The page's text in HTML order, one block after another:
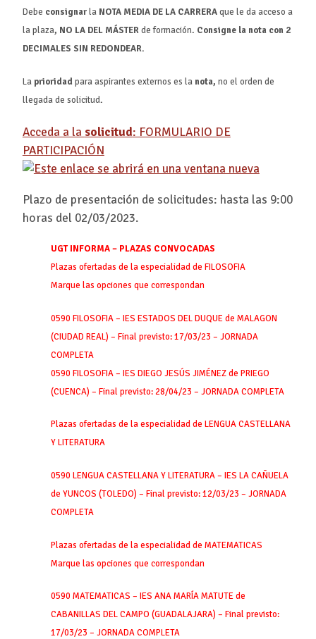
Debe consignarla NOTA MEDIA DE LA CARRERAque le da acceso a
la plaza, NO LA DEL MÁSTERde formación. Consigne la nota con 2
DECIMALES SIN REDONDEAR.
Laprioridad para aspirantes externos es lanota, no el orden de
llegada de solicitud.
Acceda a la solicitud: FORMULARIO DE
PARTICIPACIÓN
Plazo de presentación de solicitudes: hasta las 9:00
horas del 02/03/2023.
UGT INFORMA – PLAZAS CONVOCADAS
Plazas ofertadas de la especialidad de FILOSOFIA
Marque las opciones que correspondan
0590 FILOSOFIA – IES ESTADOS DEL DUQUE de MALAGON
(CIUDAD REAL) – Final previsto: 17/03/23 – JORNADA
COMPLETA
0590 FILOSOFIA – IES DIEGO JESÚS JIMÉNEZ de PRIEGO
(CUENCA) – Final previsto: 28/04/23 – JORNADA COMPLETA
Plazas ofertadas de la especialidad de LENGUA CASTELLANA
Y LITERATURA
0590 LENGUA CASTELLANA Y LITERATURA – IES LA CAÑUELA
de YUNCOS (TOLEDO) – Final previsto: 12/03/23 – JORNADA
COMPLETA
Plazas ofertadas de la especialidad de MATEMATICAS
Marque las opciones que correspondan
0590 MATEMATICAS – IES ANA MARÍA MATUTE de
CABANILLAS DEL CAMPO (GUADALAJARA) – Final previsto:
17/03/23 – JORNADA COMPLETA